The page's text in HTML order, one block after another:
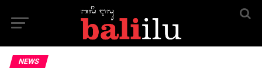
NEWS